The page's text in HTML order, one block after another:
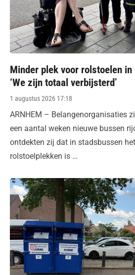
Minder plek voor rolstoelen in
‘We zijn totaal verbijsterd’
Posted
1 augustus 2026 17:18
ARNHEM – Belangenorganisaties
een aantal weken nieuwe bussen
ontdekten zij dat in stadsbussen
rolstoelplekken is …